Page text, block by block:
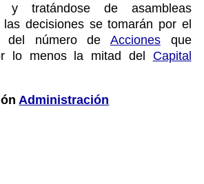
y tratándose de asambleas
las decisiones se tomarán por el
del número de Accionesque
lo menos la mitad del Capital
Administración